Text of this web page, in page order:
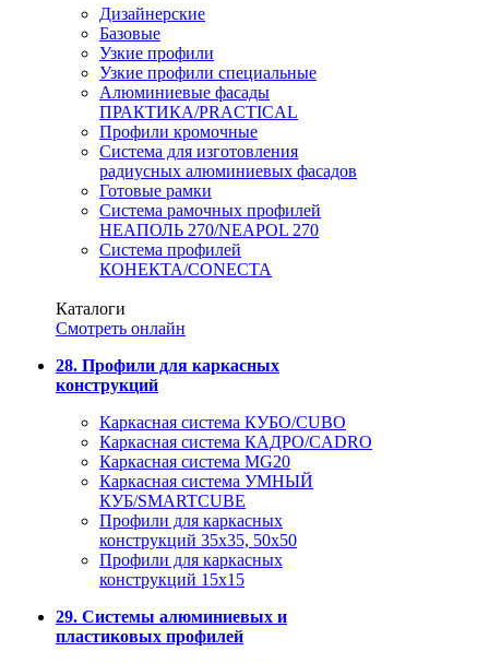
Дизайнерские
Базовые
Узкие профили
Узкие профили специальные
Алюминиевые фасады
ПРАКТИКА/PRACTICAL
Профили кромочные
Система для изготовления
радиусных алюминиевых фасадов
Готовые рамки
Система рамочных профилей
НЕАПОЛЬ 270/NEAPOL 270
Система профилей
КОНЕКТА/CONECTA
Каталоги
Смотреть онлайн
28. Профили для каркасных
конструкций
Каркасная система КУБО/CUBO
Каркасная система КАДРО/CADRO
Каркасная система MG20
Каркасная система УМНЫЙ
КУБ/SMARTCUBE
Профили для каркасных
конструкций 35x35, 50x50
Профили для каркасных
конструкций 15х15
29. Системы алюминиевых и
пластиковых профилей